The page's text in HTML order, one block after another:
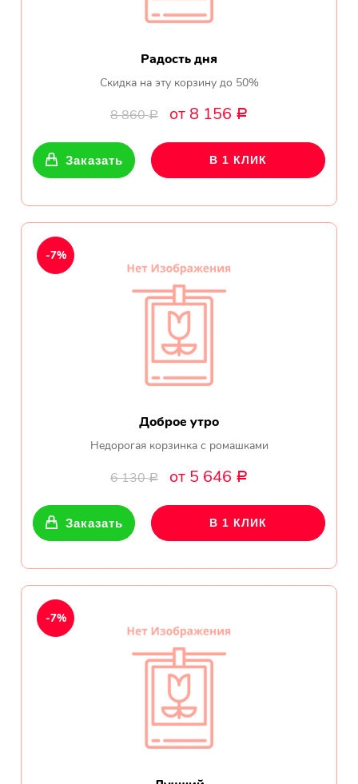
Радость дня
Скидка на эту корзину до 50%
8 860Р от 8 156 Р
Заказать В 1 КЛИК
Доброе утро
Недорогая корзинка с ромашками
6 130Р от 5 646 Р
-7%
Заказать В 1 КЛИК
-7%